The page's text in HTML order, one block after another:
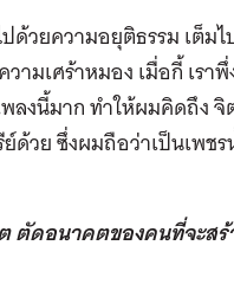
ด้วยความอยุติธรรม เต็ม
มเศร้าหมอง เมื่อกี้ เรา
งนี้มาก ทำให้ผมคิดถึง
วย ซึ่งผมถือว่าเป็นเพช
ตัดอนาคตของคนที่จะส